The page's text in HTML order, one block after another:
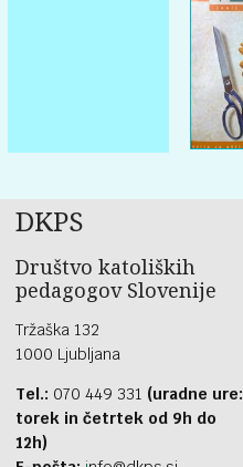
DKPS
Društvo katoliških
pedagogov Slovenije
Tržaška 132
1000 Ljubljana
Tel.: 070 449 331 (uradne ure:
torek in četrtek od 9h do
12h)